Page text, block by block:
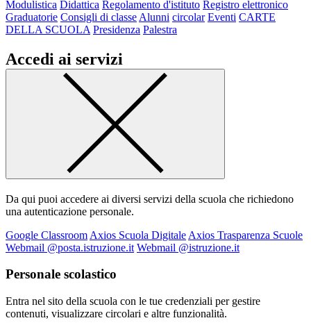
Modulistica Didattica Regolamento d'istituto Registro elettronico
Graduatorie Consigli di classe Alunni circolar Eventi CARTE
DELLA SCUOLA Presidenza Palestra
Accedi ai servizi
Da qui puoi accedere ai diversi servizi della scuola che richiedono
una autenticazione personale.
Google Classroom Axios Scuola Digitale Axios Trasparenza Scuole
Webmail @posta.istruzione.it Webmail @istruzione.it
Personale scolastico
Entra nel sito della scuola con le tue credenziali per gestire
contenuti, visualizzare circolari e altre funzionalità.